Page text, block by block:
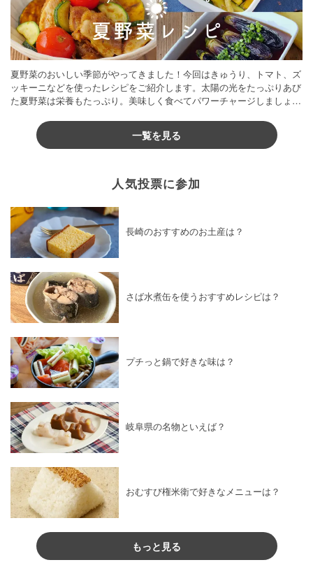
夏野菜のおいしい季節がやってきました！今回はきゅうり、トマト、ズ
ッキーニなどを使ったレシピをご紹介します。太陽の光をたっぷりあび
た夏野菜は栄養もたっぷり。美味しく食べてパワーチャージしましょう
一覧を見る
人気投票に参加
長崎のおすすめのお土産は？
さば水煮缶を使うおすすめレシピは？
プチっと鍋で好きな味は？
岐阜県の名物といえば？
おむすび権米衛で好きなメニューは？
もっと見る